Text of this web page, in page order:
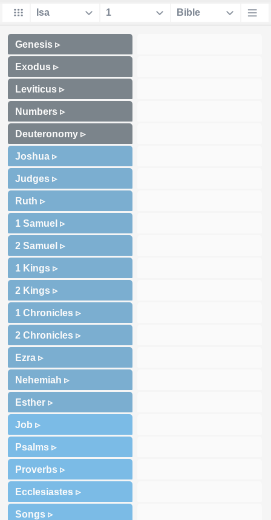
Genesis ▹
Exodus ▹
Leviticus ▹
Numbers ▹
Deuteronomy ▹
Joshua ▹
Judges ▹
Ruth ▹
1 Samuel ▹
2 Samuel ▹
1 Kings ▹
2 Kings ▹
1 Chronicles ▹
2 Chronicles ▹
Ezra ▹
Nehemiah ▹
Esther ▹
Job ▹
Psalms ▹
Proverbs ▹
Ecclesiastes ▹
Songs ▹